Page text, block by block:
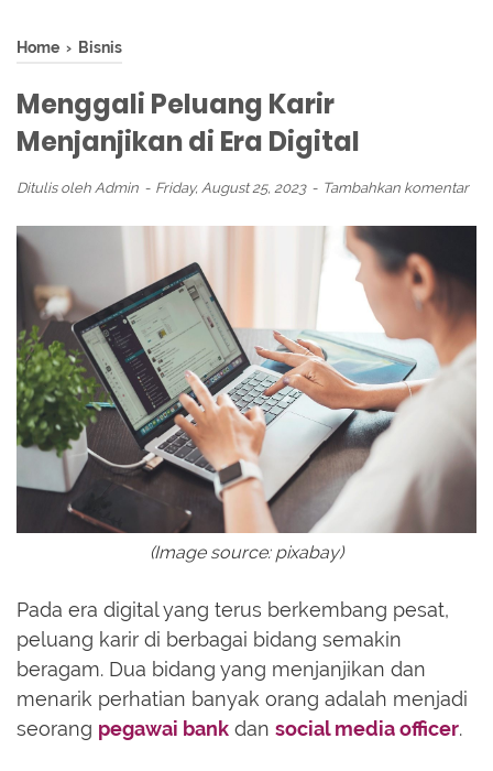
Home › Bisnis
Menggali Peluang Karir
Menjanjikan di Era Digital
Ditulis oleh Admin Friday, August 25, 2023 Tambahkan komentar
(Image source: pixabay)
Pada era digital yang terus berkembang pesat,
peluang karir di berbagai bidang semakin
beragam. Dua bidang yang menjanjikan dan
menarik perhatian banyak orang adalah menjadi
seorang pegawai bank dan social media officer.